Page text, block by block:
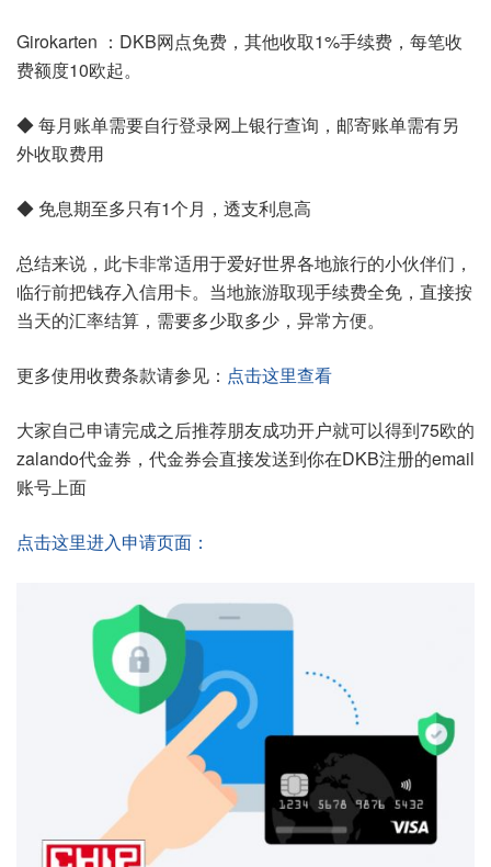
Girokarten ：DKB网点免费，其他收取1%手续费，每笔收
费额度10欧起。
◆ 每月账单需要自行登录网上银行查询，邮寄账单需有另
外收取费用
◆ 免息期至多只有1个月，透支利息高
总结来说，此卡非常适用于爱好世界各地旅行的小伙伴们，
临行前把钱存入信用卡。当地旅游取现手续费全免，直接按
当天的汇率结算，需要多少取多少，异常方便。
更多使用收费条款请参见： 点击这里查看
大家自己申请完成之后推荐朋友成功开户就可以得到75欧的
zalando代金券，代金券会直接发送到你在DKB注册的email
账号上面
点击这里进入申请页面：